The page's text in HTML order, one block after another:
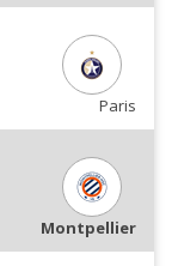
Paris
Montpellier